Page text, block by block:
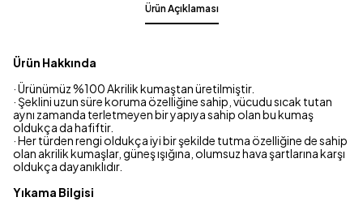
Ürün Açıklaması
Ürün Hakkında
· Ürünümüz %100 Akrilik kumaştan üretilmiştir.
· Şeklini uzun süre koruma özelliğine sahip, vücudu sıcak tutan
aynı zamanda terletmeyen bir yapıya sahip olan bu kumaş
oldukça da hafiftir.
· Her türden rengi oldukça iyi bir şekilde tutma özelliğine de sahip
olan akrilik kumaşlar, güneş ışığına, olumsuz hava şartlarına karşı
oldukça dayanıklıdır.
Yıkama Bilgisi